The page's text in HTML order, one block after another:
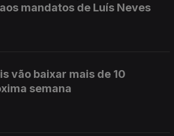
mandatos de Luís Neves
vão baixar mais de 10
semana